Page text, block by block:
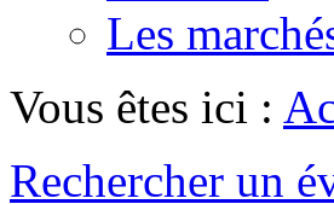
Les
Vous êtes ici :
Rechercher un